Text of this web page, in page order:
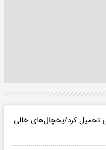
تحمیل کرد/یخچال‌های خالی